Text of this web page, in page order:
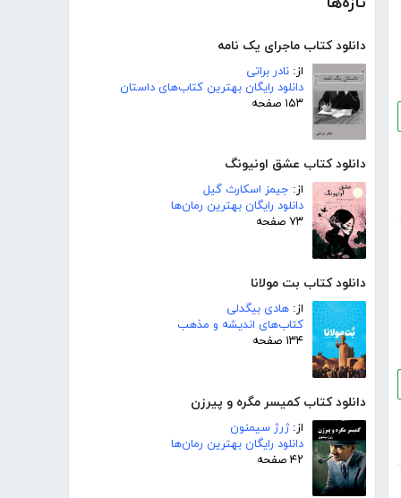
دانلود کتاب ماجرای یک نامه
از: نادر براتی
دانلود رایگان بهترین کتاب‌های داستان
۱۵۳ صفحه
دانلود کتاب عشق اونیونگ
از: جیمز اسکارث گیل
دانلود رایگان بهترین رمان‌ها
۷۳ صفحه
دانلود کتاب بت مولانا
از: هادی بیگدلی
کتاب‌های اندیشه و مذهب
۱۳۴ صفحه
دانلود کتاب کمیسر مگره و پیرزن
از:ژرژ سیمنون
دانلود رایگان بهترین رمان‌ها
۴۲ صفحه